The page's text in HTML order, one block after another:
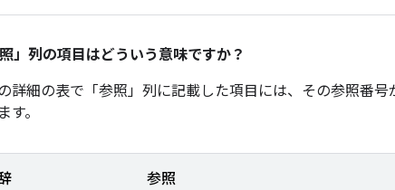
」 列の項目はどういう意味ですか？
詳細の表で「参照」 列に記載した項目には、その参照番
す。
参照